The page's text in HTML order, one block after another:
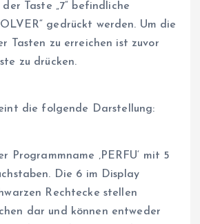
Taste „7“ befindliche
gedrückt werden. Um die
Tasten zu erreichen ist zuvor
zu drücken.
die folgende Darstellung:
Programmname ‚PERFU‘ mit 5
Die 6 im Display
Rechtecke stellen
dar und können entweder